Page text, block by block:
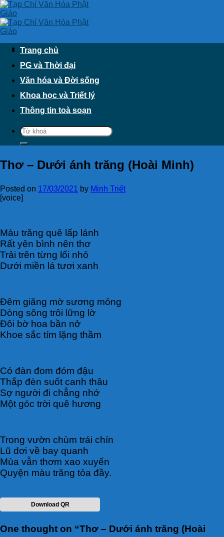
Skip
to
content
Trang chủ
PG và Thời đại
Văn hóa và Đời sống
Khoa học và Triết lý
Thông tin toà soạn
Thơ – Dưới ánh trăng (Hoài Minh)
Posted on 17/03/2021 by Minh Triết
[voice]
Màu trăng quê lấp lánh
Rất yên bình nên thơ
Trải trên từng lối nhỏ
Dưới miền lá tươi xanh
Đêm giăng mờ sương mỏng
Dòng sông trôi lững lờ
Đôi bờ hoa bần nở
Khoe sắc tím lặng thầm
Có đàn đom đóm đậu
Thắp đèn suốt canh thâu
Sợ người đi chẳng nhớ
Một góc trời quê hương
Trong vườn chùm trái chín
Lũ dơi về bay quanh
Mùa vẫn thơm xao xuyến
Quyện màu trăng tỏa đầy.
Download QR
One thought on “Thơ – Dưới ánh trăng (Hoài